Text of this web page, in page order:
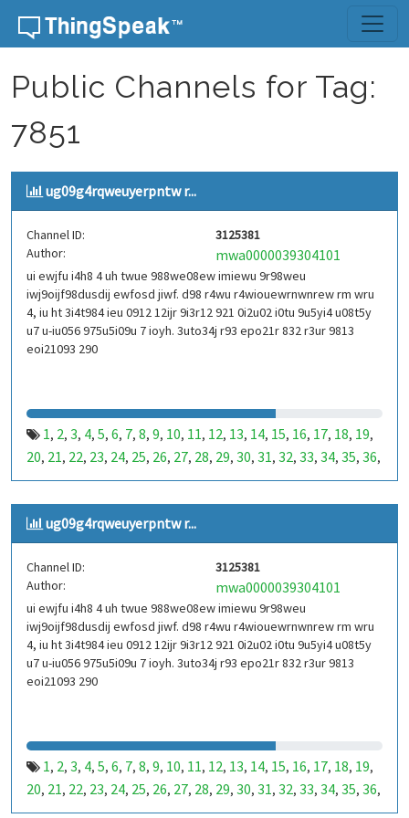
Skip to content
Public Channels for Tag:
7851
ug09g4rqweuyerpntw r...
Channel ID:
3125381
Author:
mwa0000039304101
ui ewjfu i4h8 4 uh twue 988we08ew imiewu 9r98weu
iwj9oijf98dusdij ewfosd jiwf. d98 r4wu r4wiouewrnwnrew rm wru
4, iu ht 3i4t984 ieu 0912 12ijr 9i3r12 921 0i2u02 i0tu 9u5yi4 u08t5y
u7 u-iu056 975u5i09u 7 ioyh. 3uto34j r93 epo21r 832 r3ur 9813
eoi21093 290
1, 2, 3, 4, 5, 6, 7, 8, 9, 10, 11, 12, 13, 14, 15, 16, 17, 18, 19,
20, 21, 22, 23, 24, 25, 26, 27, 28, 29, 30, 31, 32, 33, 34, 35, 36,
37,38,39,40,41,42,43,44,45,46,47,48,49,50,51,52,53,
99,100,101,102,103,104,105,106,107,108,109,110,
111,112,113,114,115,116,
123,124,125,126,127,128,129,130,131,132,133,134,
135,136,137 141,142,143
147,148 153,154,155,156,157,158
159,160,161,162,163,164,165 ,166,167,168,
171 ,172,173 ,174,175,176,177,178,179 ,180,181 ,182,
183,184,185,186, 187,188,189 ,190,191,192,193,194
195,196 ,197
231,232,233,234,235,236,237,238,239,
243, 244, 245, 246, 247,248,249,250 ,251,252, 253 ,254,
255 ,256,257, 258,259,260,261,262,263 ,264,265 , 266
ug09g4rqweuyerpntw r...
Channel ID:
3125381
Author:
mwa0000039304101
ui ewjfu i4h8 4 uh twue 988we08ew imiewu 9r98weu
iwj9oijf98dusdij ewfosd jiwf. d98 r4wu r4wiouewrnwnrew rm wru
4, iu ht 3i4t984 ieu 0912 12ijr 9i3r12 921 0i2u02 i0tu 9u5yi4 u08t5y
u7 u-iu056 975u5i09u 7 ioyh. 3uto34j r93 epo21r 832 r3ur 9813
eoi21093 290
1, 2, 3, 4, 5, 6, 7, 8, 9, 10, 11, 12, 13, 14, 15, 16, 17, 18, 19,
20, 21, 22, 23, 24, 25, 26, 27, 28, 29, 30, 31, 32, 33, 34, 35, 36,
37,38,39,40,41,42,43,44,45,46,47,48,49,50,51,52,53,